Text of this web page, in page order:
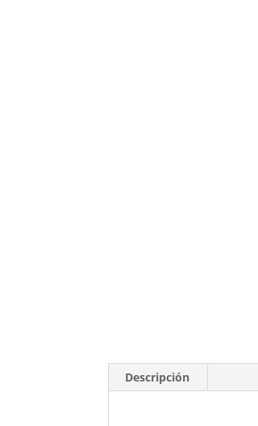
Descripción